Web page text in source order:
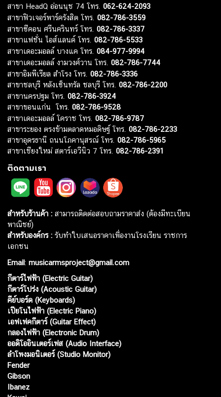
สาขา HeadQ อ่อนนุช 74 โทร. 062-624-2093
สาขาฟิวเจอร์พาร์ครังสิต โทร. 082-786-3559
สาขาซีคอน ศรีนครินทร์ โทร. 082-786-3337
สาขาแฟชั่น ไอส์แลนด์ โทร. 082-786-5533
สาขาเดอะมอลล์ บางแค โทร. 084-977-9994
สาขาเดอะมอลล์ งามวงศ์วาน โทร. 082-786-7744
สาขาอิมพีเรียล สำโรง โทร. 082-786-3336
สาขาชลบุรี หลังเซ็นทรัล ชลบุรี โทร. 082-786-2200
สาขานครปฐม โทร. 082-786-3924
สาขาขอนแก่น โทร. 082-786-9528
สาขาเดอะมอลล์ โคราช โทร. 082-786-9787
สาขาระยอง ตรงข้ามตลาดหมอดิษฐ์ โทร. 082-786-2233
สาขาอุดรธานี ถนนโภคานุสรณ์ โทร. 082-786-5965
สาขาเชียงใหม่ สตาร์เอวีนิว 7 โทร. 082-786-2391
ติดตามเรา
สำหรับร้านค้า : สามารถติดต่อสอบถามราคาส่ง (ต้องมีทะเบียน
พาณิชย์)
สำหรับองค์กร : รับทำใบเสนอราคาเพื่องานโรงเรียน ราชการ
เอกชน
Email: musicarmsproject@gmail.com
กีตาร์ไฟฟ้า (Electric Guitar)
กีตาร์โปร่ง (Acoustic Guitar)
คีย์บอร์ด (Keyboards)
เปียโนไฟฟ้า (Electric Piano)
เอฟเฟคกีตาร์ (Guitar Effect)
กลองไฟฟ้า (Electronic Drum)
ออดิโออินเตอร์เฟส (Audio Interface)
ลำโพงมอนิเตอร์ (Studio Monitor)
Fender
Gibson
Ibanez